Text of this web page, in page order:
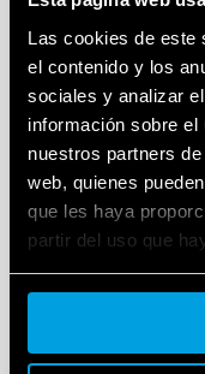
Las cookies de este
el contenido y los
sociales y analizar
información sobre el
nuestros partners
web, quienes
que les haya
partir del uso que
Cookie policy.